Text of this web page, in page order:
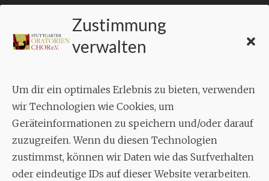
Zustimmung
verwalten
Um dir ein optimales Erlebnis zu bieten, verwenden
wir Technologien wie Cookies, um
Geräteinformationen zu speichern und/oder darauf
zuzugreifen. Wenn du diesen Technologien
zustimmst, können wir Daten wie das Surfverhalten
oder eindeutige IDs auf dieser Website verarbeiten.
KONTAKT
Geschäftsstelle:
Aixheimer Str. 18
70619 Stuttgart
MUSIK
Musikalischer Leiter: